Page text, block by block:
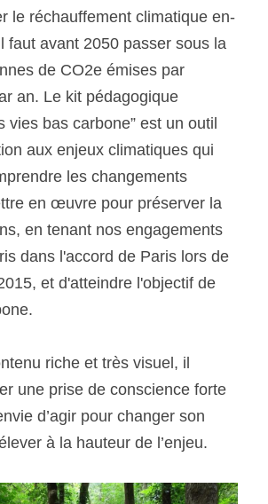
le réchauffement climatique en-
faut avant 2050 passer sous la
de CO2e émises par
an. Le kit pédagogique
vies bas carbone” est un outil
aux enjeux climatiques qui
les changements
en œuvre pour préserver la
en tenant nos engagements
dans l'accord de Paris lors de
et d'atteindre l'objectif de
riche et très visuel, il
une prise de conscience forte
d’agir pour changer son
à la hauteur de l’enjeu.